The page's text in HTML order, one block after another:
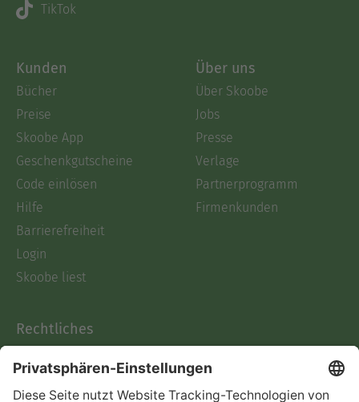
TikTok
Kunden
Bücher
Preise
Skoobe App
Geschenkgutscheine
Code einlösen
Hilfe
Barrierefreiheit
Login
Skoobe liest
Über uns
Über Skoobe
Jobs
Presse
Verlage
Partnerprogramm
Firmenkunden
Rechtliches
AGB
Informationen nach Data